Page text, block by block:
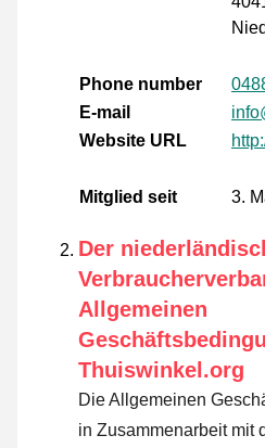
Phone number
E-mail
Website URL
Mitglied seit 3.
Der
Allgemeinen
Thuiswinkel.org
Die Allgemeinen
in Zusammenarbeit mit